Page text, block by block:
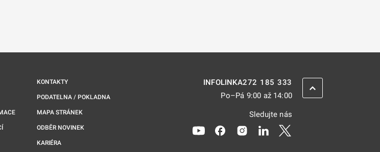
KONTAKTY
PODATELNA / POKLADNA
MAPA STRÁNEK
ODBĚR NOVINEK
KARIÉRA
INFOLINKA272 185 333
Po–Pá 9:00 až 14:00
Sledujte nás
Odkaz se otevře na nové kartě
Odkaz se otevře na nové kartě
Odkaz se otevře na nové kartě
Odkaz se otevře na nové
ZPĚT NAHORU